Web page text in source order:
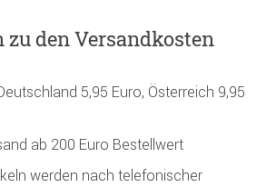
den Versandkosten
5,95 Euro, Österreich 9,95
ab 200 Euro Bestellwert
werden nach telefonischer